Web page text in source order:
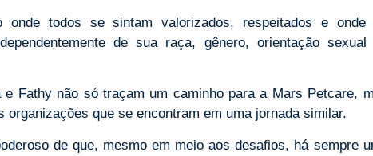
onde todos se sintam valorizados, respeitados e onde
de sua raça, gênero, orientação sexual
Fathy não só traçam um caminho para a Mars Petcare,
que se encontram em uma jornada similar.
de que, mesmo em meio aos desafios, há sempre